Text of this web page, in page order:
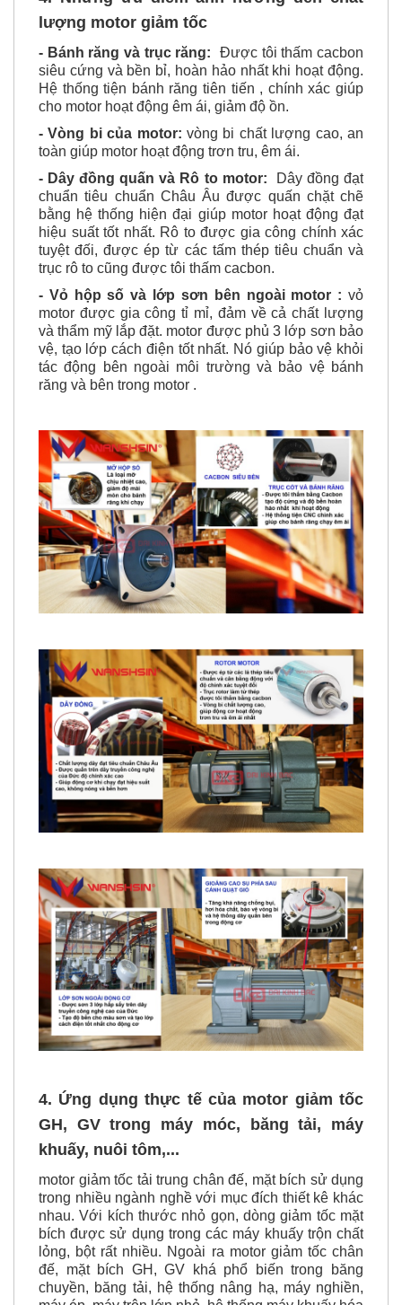
4. Những ưu điểm ảnh hưởng đến chất
lượng motor giảm tốc
- Bánh răng và trục răng:Được tôi thấm cacbon
siêu cứng và bền bỉ, hoàn hảo nhất khi hoạt động.
Hệ thống tiện bánh răng tiên tiến , chính xác giúp
cho motor hoạt động êm ái, giảm độ ồn.
- Vòng bi của motor:vòng bi chất lượng cao, an
toàn giúp motor hoạt động trơn tru, êm ái.
- Dây đồng quấn và Rô to motor: Dây đồng đạt
chuẩn tiêu chuẩn Châu Âu được quấn chặt chẽ
bằng hệ thống hiện đại giúp motor hoạt động đạt
hiệu suất tốt nhất. Rô to được gia công chính xác
tuyệt đối, được ép từ các tấm thép tiêu chuẩn và
trục rô to cũng được tôi thấm cacbon.
- Vỏ hộp số và lớp sơn bên ngoài motor :vỏ
motor được gia công tỉ mỉ, đảm về cả chất lượng
và thẩm mỹ lắp đặt. motor được phủ 3 lớp sơn bảo
vệ, tạo lớp cách điện tốt nhất.Nó giúp bảo vệ khỏi
tác động bên ngoài môi trường và bảo vệ bánh
4. Ứng dụng thực tế của motor giảm tốc
GH, GV trong máy móc, băng tải, máy
khuấy, nuôi tôm,...
motor giảm tốc tải trung chân đế, mặt bích sử dụng
trong nhiều ngành nghề với mục đích thiết kê khác
nhau. Với kích thước nhỏ gọn, dòng giảm tốc mặt
bích được sử dụng trong các máy khuấy trộn chất
lỏng, bột rất nhiều. Ngoài ra motor giảm tốc chân
đế, mặt bích GH, GV khá phổ biến trong băng